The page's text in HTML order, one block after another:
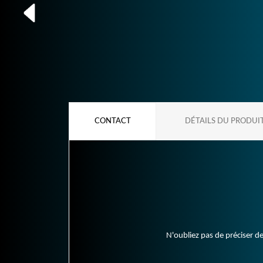
CONTACT DÉTAILS DU
N'oubliez pas de préciser